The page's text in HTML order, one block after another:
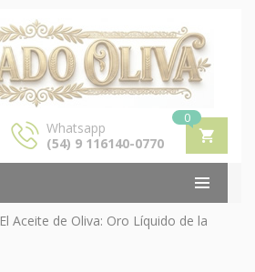
Whatsapp
(54) 9 116140-0770
0
El Aceite de Oliva: Oro Líquido de la